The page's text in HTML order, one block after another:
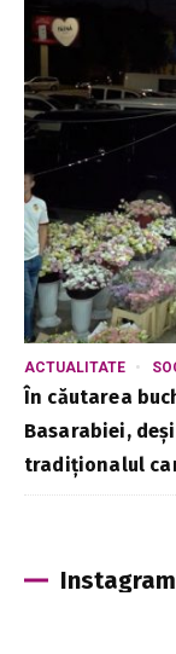
ACTUALITATE
În căutarea
Basarabiei,
tradiționalul
Instagram